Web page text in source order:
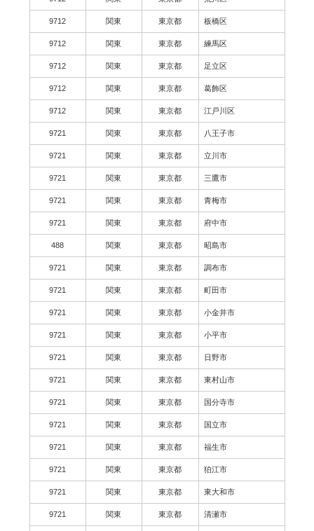
9712 関東 東京都 板橋区
9712 関東 東京都 練馬区
9712 関東 東京都 足立区
9712 関東 東京都 葛飾区
9712 関東 東京都 江戸川区
9721 関東 東京都 八王子市
9721 関東 東京都 立川市
9721 関東 東京都 三鷹市
9721 関東 東京都 青梅市
9721 関東 東京都 府中市
488 関東 東京都 昭島市
9721 関東 東京都 調布市
9721 関東 東京都 町田市
9721 関東 東京都 小金井市
9721 関東 東京都 小平市
9721 関東 東京都 日野市
9721 関東 東京都 東村山市
9721 関東 東京都 国分寺市
9721 関東 東京都 国立市
9721 関東 東京都 福生市
9721 関東 東京都 狛江市
9721 関東 東京都 東大和市
9721 関東 東京都 清瀬市